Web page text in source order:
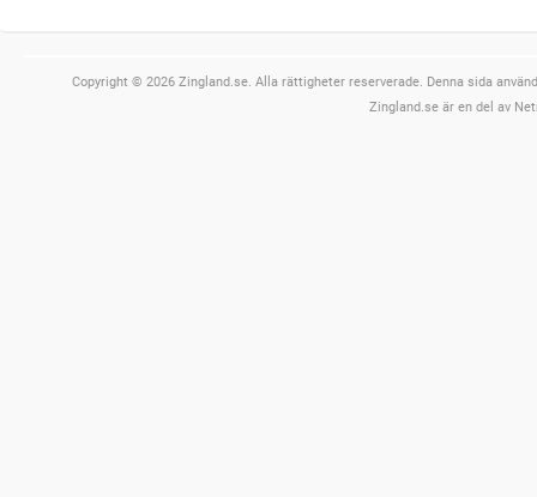
Copyright © 2026 Zingland.se. Alla rättigheter reserverade. Denna sida
Zingland.se är en del av